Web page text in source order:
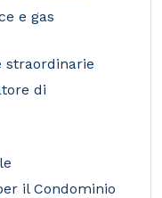
e gas
straordinarie
di
il Condominio